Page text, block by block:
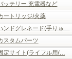
ッテリー 充電器など
ートリッジ/火薬
ンドグレネード(手りゅ…
スタムパーツ
定サイト(ライフル用/…